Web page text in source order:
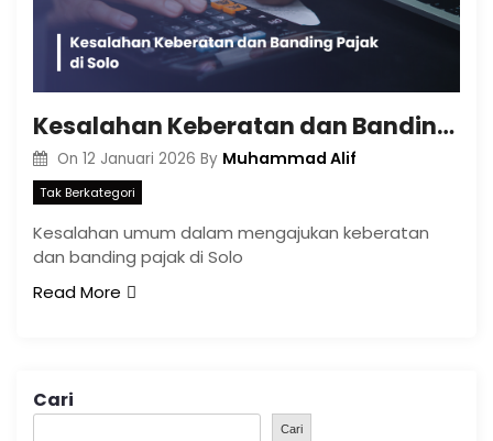
Kesalahan Keberatan dan Banding Pajak di Solo
On 12 Januari 2026 By Muhammad Alif
Tak Berkategori
Kesalahan umum dalam mengajukan keberatan
dan banding pajak di Solo
Read More
Cari
Cari